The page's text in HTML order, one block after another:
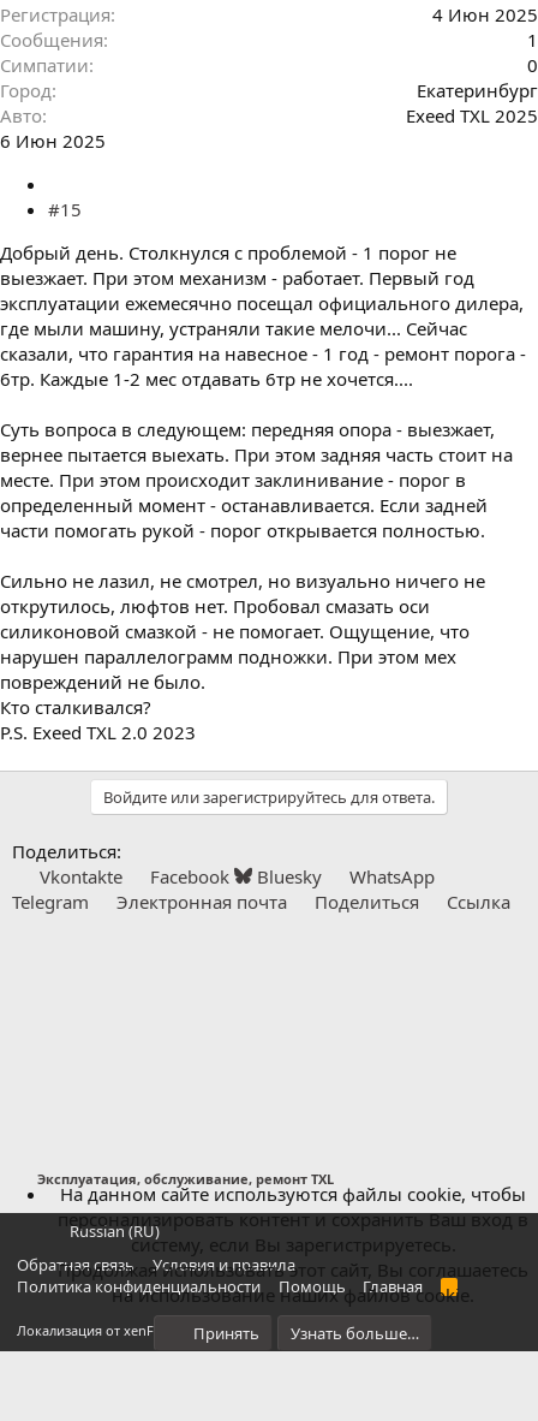
Регистрация
4 Июн 2025
Сообщения
1
Симпатии
0
Город
Екатеринбург
Авто
Exeed TXL 2025
6 Июн 2025
#15
Добрый день. Столкнулся с проблемой - 1 порог не
выезжает. При этом механизм - работает. Первый год
эксплуатации ежемесячно посещал официального дилера,
где мыли машину, устраняли такие мелочи... Сейчас
сказали, что гарантия на навесное - 1 год - ремонт порога -
6тр. Каждые 1-2 мес отдавать 6тр не хочется....
Суть вопроса в следующем: передняя опора - выезжает,
вернее пытается выехать. При этом задняя часть стоит на
месте. При этом происходит заклинивание - порог в
определенный момент - останавливается. Если задней
части помогать рукой - порог открывается полностью.
Сильно не лазил, не смотрел, но визуально ничего не
открутилось, люфтов нет. Пробовал смазать оси
силиконовой смазкой - не помогает. Ощущение, что
нарушен параллелограмм подножки. При этом мех
повреждений не было.
Кто сталкивался?
P.S. Exeed TXL 2.0 2023
Войдите или зарегистрируйтесь для ответа.
Поделиться:
Vkontakte
Facebook Bluesky
WhatsApp
Telegram
Электронная почта Поделиться Ссылка
Эксплуатация, обслуживание, ремонт TXL
Russian (RU)
Обратная связь
Условия и правила
Политика конфиденциальности
Помощь Главная
R
S
Локализация от xenForo.Info
На данном сайте используются файлы cookie, чтобы
персонализировать контент и сохранить Ваш вход в
систему, если Вы зарегистрируетесь.
Продолжая использовать этот сайт, Вы соглашаетесь
на использование наших файлов cookie.
Принять Узнать больше…